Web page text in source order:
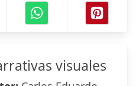
visuales